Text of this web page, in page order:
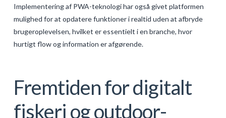
Implementering af PWA-teknologi har også givet platformen
mulighed for at opdatere funktioner i realtid uden at afbryde
brugeroplevelsen, hvilket er essentielt i en branche, hvor
hurtigt flow og information er afgørende.
Fremtiden for digitalt
fiskeri og outdoor-